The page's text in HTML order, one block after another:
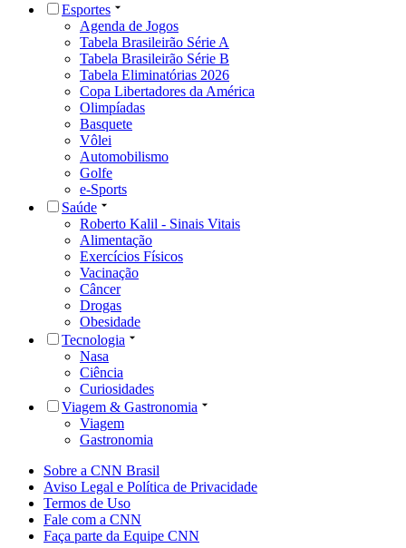
Esportes
Agenda de Jogos
Tabela Brasileirão Série A
Tabela Brasileirão Série B
Tabela Eliminatórias 2026
Copa Libertadores da América
Olimpíadas
Basquete
Vôlei
Automobilismo
Golfe
e-Sports
Saúde
Roberto Kalil - Sinais Vitais
Alimentação
Exercícios Físicos
Vacinação
Câncer
Drogas
Obesidade
Tecnologia
Nasa
Ciência
Curiosidades
Viagem & Gastronomia
Viagem
Gastronomia
Sobre a CNN Brasil
Aviso Legal e Política de Privacidade
Termos de Uso
Fale com a CNN
Faça parte da Equipe CNN